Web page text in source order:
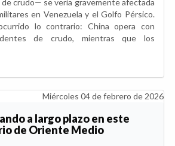
crudo— se vería gravemente afectada
en Venezuela y el Golfo Pérsico.
lo contrario: China opera con
de crudo, mientras que los
Miércoles 04 de febrero de 2026
a largo plazo en este
de Oriente Medio